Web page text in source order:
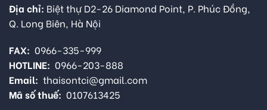
Địa chỉ: Biệt thự D2-26 Diamond Point, P. Phúc Đồng,
Q. Long Biên, Hà Nội
FAX: 0966-335-999
HOTLINE: 0966-203-888
Email: thaisontci@gmail.com
Mã số thuế: 0107613425